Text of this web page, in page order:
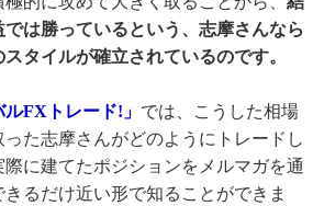
は勝っているという、志摩さんなら
タイルが確立されているのです。
FXトレード!」 では、こうした相場
た志摩さんがどのようにトレードし
に建てたポジションをメルマガを通
るだけ近い形で知ることができま